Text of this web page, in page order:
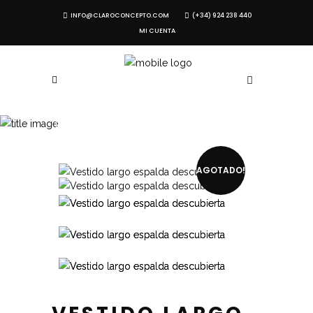
INFO@CLAROCONCEPTO.COM
(+34) 924 238 440
MI CUENTA
TIENDA
AGOTADO!